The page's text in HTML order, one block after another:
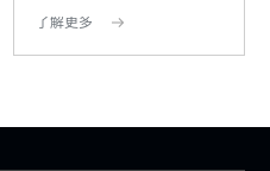
了解更多